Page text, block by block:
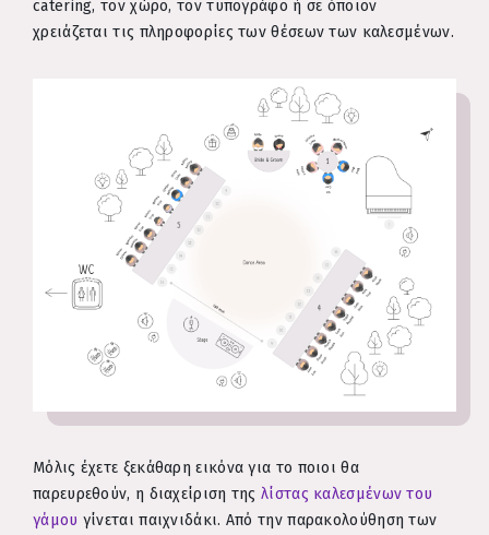
catering, τον χώρο, τον τυπογράφο ή σε όποιον
χρειάζεται τις πληροφορίες των θέσεων των καλεσμένων.
Μόλις έχετε ξεκάθαρη εικόνα για το ποιοι θα
παρευρεθούν, η διαχείριση τηςλίστας καλεσμένων του
γάμου γίνεται παιχνιδάκι. Από την παρακολούθηση των